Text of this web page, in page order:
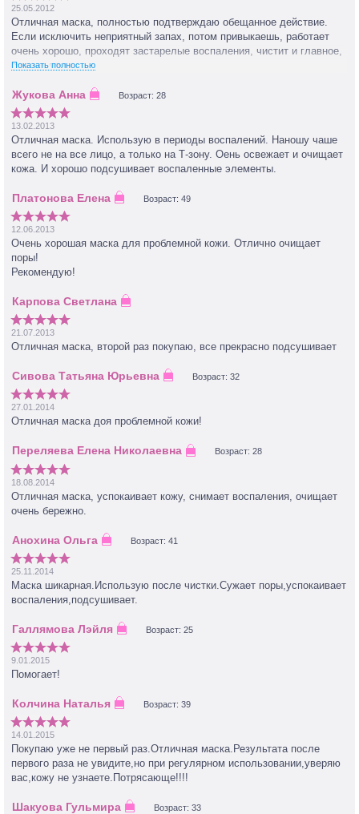
25.05.2012
Отличная маска, полностью подтверждаю обещанное действие.
Если исключить неприятный запах, потом привыкаешь, работает
очень хорошо, проходят застарелые воспаления, чистит и главное,
сужает поры.
Показать полностью
Возраст: 28
13.02.2013
Отличная маска. Использую в периоды воспалений. Наношу чаше
всего не на все лицо, а только на Т-зону. Оень освежает и очищает
кожа. И хорошо подсушивает воспаленные элементы.
Возраст: 49
12.06.2013
Очень хорошая маска для проблемной кожи. Отлично очищает
поры!
Рекомендую!
21.07.2013
Отличная маска, второй раз покупаю, все прекрасно подсушивает
Возраст: 32
27.01.2014
Отличная маска доя проблемной кожи!
Возраст: 28
18.08.2014
Отличная маска, успокаивает кожу, снимает воспаления, очищает
очень бережно.
Возраст: 41
25.11.2014
Маска шикарная.Использую после чистки.Сужает поры,успокаивает
воспаления,подсушивает.
Возраст: 25
9.01.2015
Помогает!
Возраст: 39
14.01.2015
Покупаю уже не первый раз.Отличная маска.Результата после
первого раза не увидите,но при регулярном использовании,уверяю
вас,кожу не узнаете.Потрясающе!!!!
Возраст: 33